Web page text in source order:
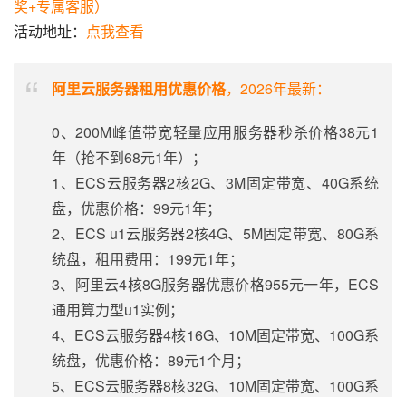
奖+专属客服）
活动地址： 点我查看
阿里云服务器租用优惠价格，2026年最新：
0、200M峰值带宽轻量应用服务器秒杀价格38元1
年（抢不到68元1年）；
1、ECS云服务器2核2G、3M固定带宽、40G系统
盘，优惠价格：99元1年；
2、ECS u1云服务器2核4G、5M固定带宽、80G系
统盘，租用费用：199元1年；
3、阿里云4核8G服务器优惠价格955元一年，ECS
通用算力型u1实例；
4、ECS云服务器4核16G、10M固定带宽、100G系
统盘，优惠价格：89元1个月；
5、ECS云服务器8核32G、10M固定带宽、100G系